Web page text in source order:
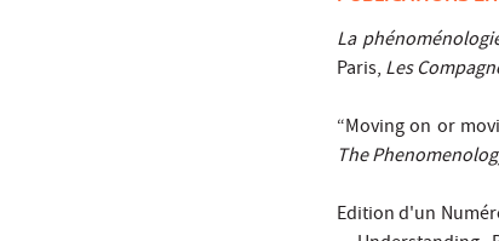
La
Paris, Les
“Moving on or
The
Edition d'un